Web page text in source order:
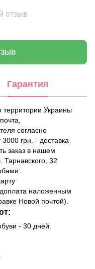
отзыв
Гарантия
территории Украины
согласно
грн. - доставка
заказ в нашем
Тарнавского, 32
наложенным
Новой почтой).
- 30 дней.